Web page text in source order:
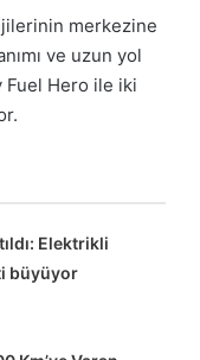
merkezine
ve uzun yol
Fuel Hero ile iki
Elektrikli
büyüyor